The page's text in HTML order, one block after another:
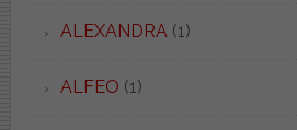
ALEXANDRA (1)
ALFEO (1)